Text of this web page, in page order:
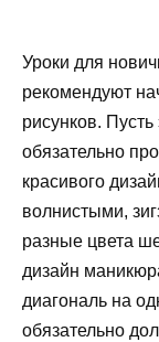
Уроки для
рекомендуют
рисунков.
обязательно
красивого
волнистыми,
разные цвета
дизайн
диагональ на
обязательно